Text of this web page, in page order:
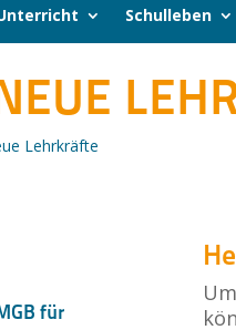
Schulleben
Lehrkräfte
für